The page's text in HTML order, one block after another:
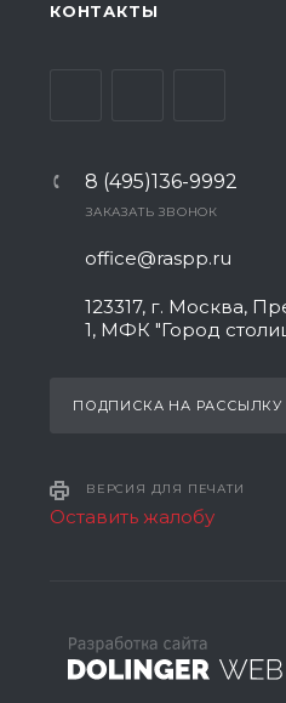
КОНТАКТЫ
8 (495)136-9992
ЗАКАЗАТЬ ЗВОНОК
office@raspp.ru
123317, г. Москва,
1, МФК "Город
ПОДПИСКА НА РАССЫЛКУ
ВЕРСИЯ ДЛЯ ПЕЧАТИ
Оставить жалобу